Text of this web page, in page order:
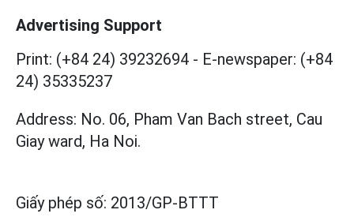
Advertising Support
Print: (+84 24) 39232694 - E-newspaper: (+84
24) 35335237
Address: No. 06, Pham Van Bach street, Cau
Giay ward, Ha Noi.
Giấy phép số: 2013/GP-BTTT